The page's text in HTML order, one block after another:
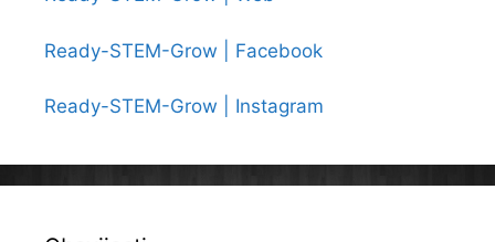
Ready-STEM-Grow | Facebook
Ready-STEM-Grow | Instagram